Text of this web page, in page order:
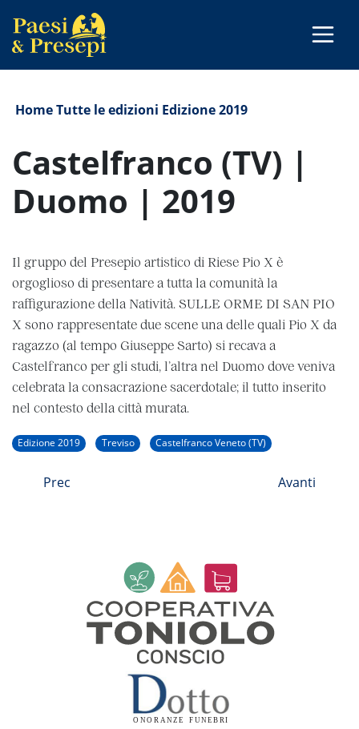
HomeTutte le edizioni Edizione 2019
Castelfranco (TV) |
Duomo | 2019
Il gruppo del Presepio artistico di Riese Pio X è
orgoglioso di presentare a tutta la comunità la
raffigurazione della Natività. SULLE ORME DI SAN PIO
X sono rappresentate due scene una delle quali Pio X da
ragazzo (al tempo Giuseppe Sarto) si recava a
Castelfranco per gli studi, l’altra nel Duomo dove veniva
celebrata la consacrazione sacerdotale; il tutto inserito
nel contesto della città murata.
Edizione 2019 Treviso Castelfranco Veneto (TV)
Prec Avanti